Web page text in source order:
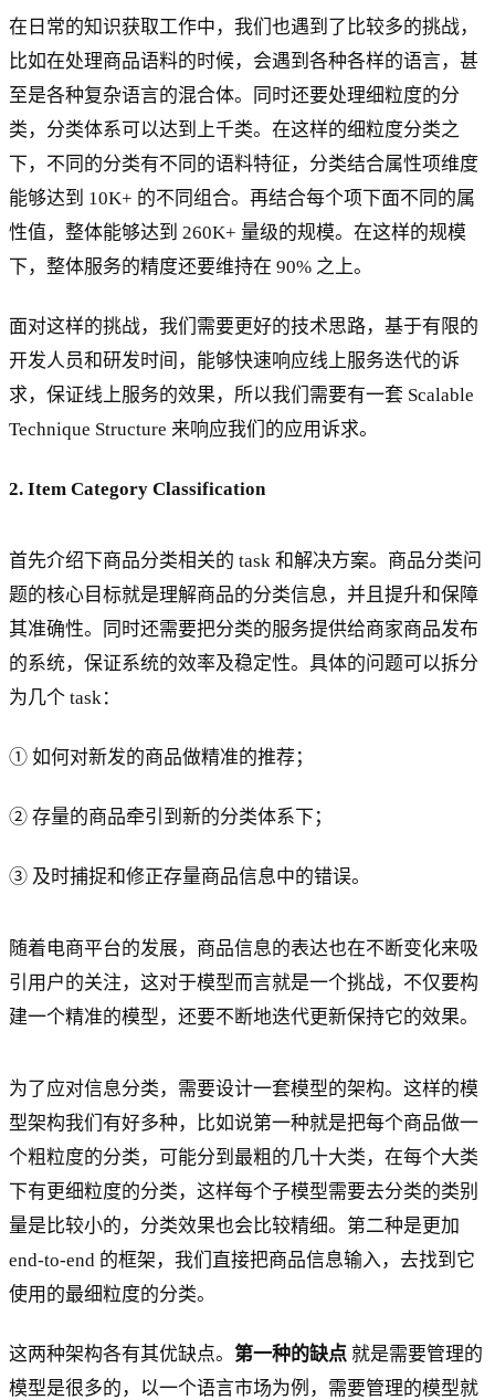
在日常的知识获取工作中，我们也遇到了比较多的挑战，
比如在处理商品语料的时候，会遇到各种各样的语言，甚
至是各种复杂语言的混合体。同时还要处理细粒度的分
类，分类体系可以达到上千类。在这样的细粒度分类之
下，不同的分类有不同的语料特征，分类结合属性项维度
能够达到 10K+ 的不同组合。再结合每个项下面不同的属
性值，整体能够达到 260K+ 量级的规模。在这样的规模
下，整体服务的精度还要维持在 90% 之上。
面对这样的挑战，我们需要更好的技术思路，基于有限的
开发人员和研发时间，能够快速响应线上服务迭代的诉
求，保证线上服务的效果，所以我们需要有一套 Scalable
Technique Structure 来响应我们的应用诉求。
2. Item Category Classification
首先介绍下商品分类相关的 task 和解决方案。商品分类问
题的核心目标就是理解商品的分类信息，并且提升和保障
其准确性。同时还需要把分类的服务提供给商家商品发布
的系统，保证系统的效率及稳定性。具体的问题可以拆分
为几个 task：
① 如何对新发的商品做精准的推荐；
② 存量的商品牵引到新的分类体系下；
③ 及时捕捉和修正存量商品信息中的错误。
随着电商平台的发展，商品信息的表达也在不断变化来吸
引用户的关注，这对于模型而言就是一个挑战，不仅要构
建一个精准的模型，还要不断地迭代更新保持它的效果。
为了应对信息分类，需要设计一套模型的架构。这样的模
型架构我们有好多种，比如说第一种就是把每个商品做一
个粗粒度的分类，可能分到最粗的几十大类，在每个大类
下有更细粒度的分类，这样每个子模型需要去分类的类别
量是比较小的，分类效果也会比较精细。第二种是更加
end-to-end 的框架，我们直接把商品信息输入，去找到它
使用的最细粒度的分类。
这两种架构各有其优缺点。 第一种的缺点 就是需要管理的
模型是很多的，以一个语言市场为例，需要管理的模型就